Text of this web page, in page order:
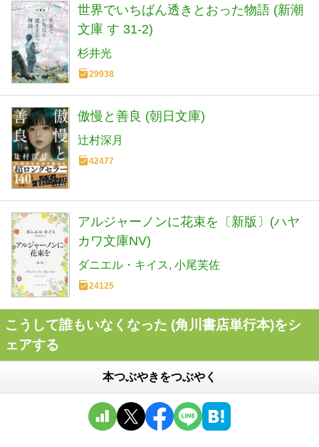
世界でいちばん透きとおった物語 (新潮
文庫 す 31-2)
杉井光
29938
傲慢と善良 (朝日文庫)
辻村深月
42477
アルジャーノンに花束を〔新版〕(ハヤ
カワ文庫NV)
ダニエル・キイス 小尾芙佐
24125
こうして誰もいなくなった (角川書店単行本)をシ
ェアする
本つぶやきをつぶやく